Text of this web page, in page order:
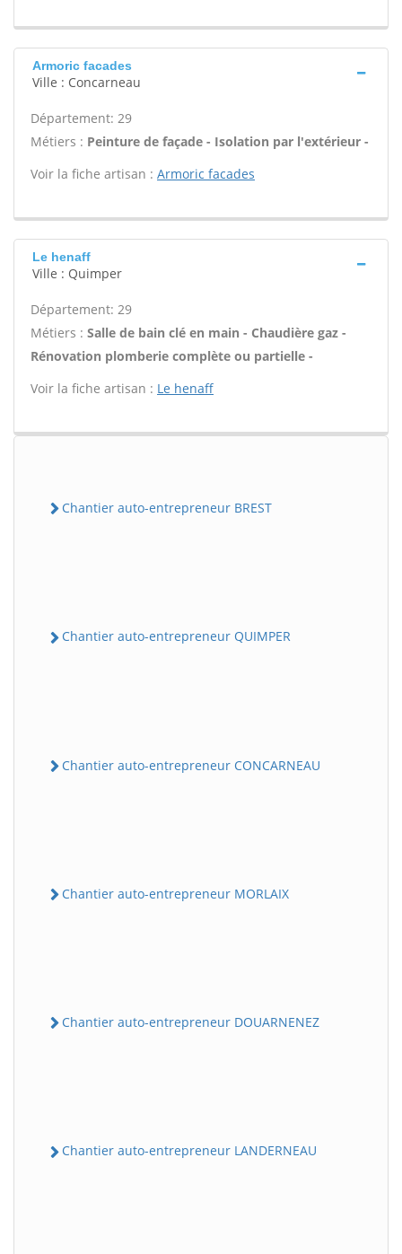
Armoric facades
Ville : Concarneau
Département: 29
Métiers : Peinture de façade - Isolation par l'extérieur -
Voir la fiche artisan : Armoric facades
Le henaff
Ville : Quimper
Département: 29
Métiers : Salle de bain clé en main - Chaudière gaz -
Rénovation plomberie complète ou partielle -
Voir la fiche artisan : Le henaff
Chantier auto-entrepreneur BREST
Chantier auto-entrepreneur QUIMPER
Chantier auto-entrepreneur CONCARNEAU
Chantier auto-entrepreneur MORLAIX
Chantier auto-entrepreneur DOUARNENEZ
Chantier auto-entrepreneur LANDERNEAU